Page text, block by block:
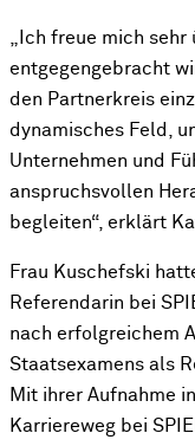
„Ich freue mich sehr
entgegengebracht
den Partnerkreis
dynamisches Feld,
Unternehmen und
anspruchsvollen
begleiten“, erklärt
Frau Kuschefski
Referendarin bei
nach erfolgreichem
Staatsexamens als
Mit ihrer Aufnahme
Karriereweg bei